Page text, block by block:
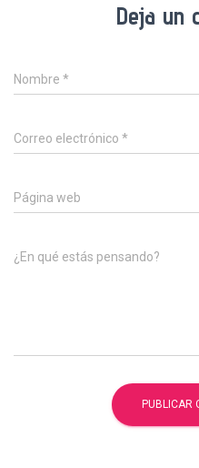
Deja un
Nombre *
Correo electrónico *
Página web
¿En qué estás pensando?